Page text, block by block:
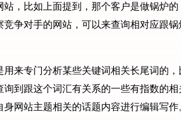
，比如上面提到，那个客户是做锅炉的
争对手的网站，可以来查询相对应跟锅
来专门分析某些关键词相关长尾词的，
到跟这个词汇有关系的一些有指数的相
网站主题相关的话题内容进行编辑写作